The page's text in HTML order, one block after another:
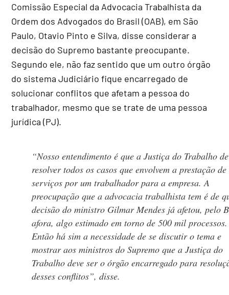
Comissão Especial da Advocacia Trabalhista da
Ordem dos Advogados do Brasil (OAB), em São
Paulo, Otavio Pinto e Silva, disse considerar a
decisão do Supremo bastante preocupante.
Segundo ele, não faz sentido que um outro órgão
do sistema Judiciário fique encarregado de
solucionar conflitos que afetam a pessoa do
trabalhador, mesmo que se trate de uma pessoa
jurídica (PJ).
“Nosso entendimento é que a Justiça do Trabalho
resolver todos os casos que envolvem a prestação de
serviços por um trabalhador para a empresa. A
preocupação que a advocacia trabalhista tem é de
decisão do ministro Gilmar Mendes já afetou, pelo
afora, algo estimado em torno de 500 mil processos.
Então há sim a necessidade de se discutir o tema e
mostrar aos ministros do Supremo que a Justiça do
Trabalho deve ser o órgão encarregado para
desses conflitos”, disse.